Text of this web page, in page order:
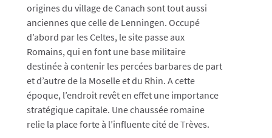
origines du village de Canach sont tout aussi
anciennes que celle de Lenningen. Occupé
d’abord par les Celtes, le site passe aux
Romains, qui en font une base militaire
destinée à contenir les percées barbares de part
et d’autre de la Moselle et du Rhin. A cette
époque, l’endroit revêt en effet une importance
stratégique capitale. Une chaussée romaine
relie la place forte à l’influente cité de Trèves.